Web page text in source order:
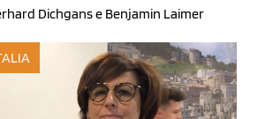
Dichgans e Benjamin Laimer